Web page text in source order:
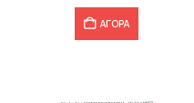
ΑΓΟΡΑ